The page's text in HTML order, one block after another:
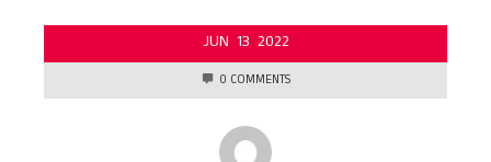
JUN 13 2022
0 COMMENTS